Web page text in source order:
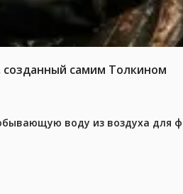
созданный самим Толкином
воду из воздуха для